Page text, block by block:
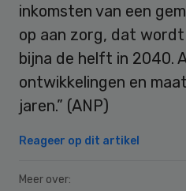
inkomsten van een
op aan zorg, dat
bijna de helft in 2040.
ontwikkelingen en
jaren.” (ANP)
Reageer op dit artikel
Meer over: